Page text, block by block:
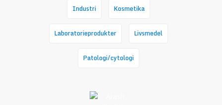
Industri Kosmetika
Laboratorieprodukter Livsmedel
Patologi/cytologi